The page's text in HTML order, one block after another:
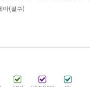
마(필수)